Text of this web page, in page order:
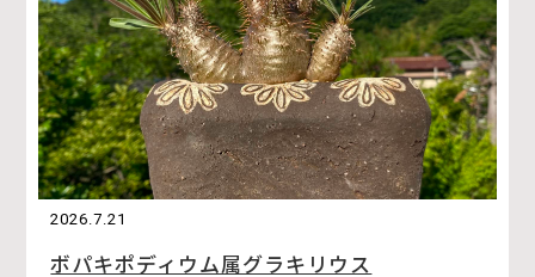
2026.7.21
ボパキポディウム属グラキリウス